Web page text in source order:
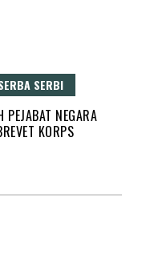
SERBI
NEGARA
KORPS